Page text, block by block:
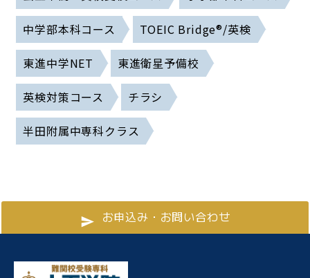
中学部本科コース TOEIC Bridge®/英検
東進中学NET 東進衛星予備校
英検対策コース チラシ
半田附属中専科クラス
お申込み・お問い合わせ